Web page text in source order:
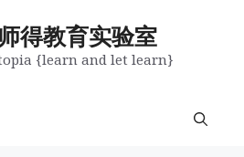
得教育实验室
{learn and let learn}